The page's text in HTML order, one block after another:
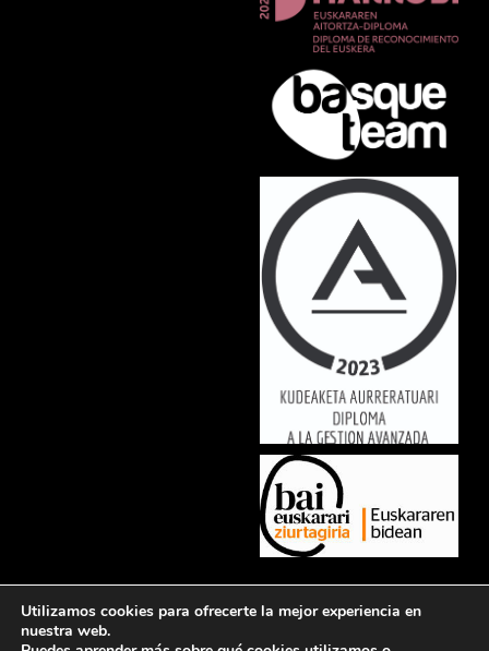
luctus nec ullamcorper mattis, pulvinar dapibus leo.
Utilizamos cookies para ofrecerte la mejor experiencia en
nuestra web.